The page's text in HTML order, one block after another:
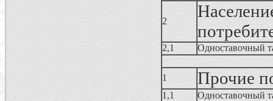
2
2,1 Одноставочный
1 Прочие
1,1
Одноставочный